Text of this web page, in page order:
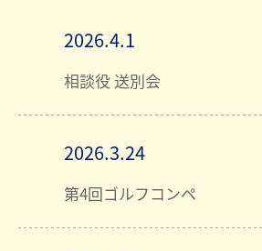
2026.4.1
相談役 送別会
2026.3.24
第4回ゴルフコンペ